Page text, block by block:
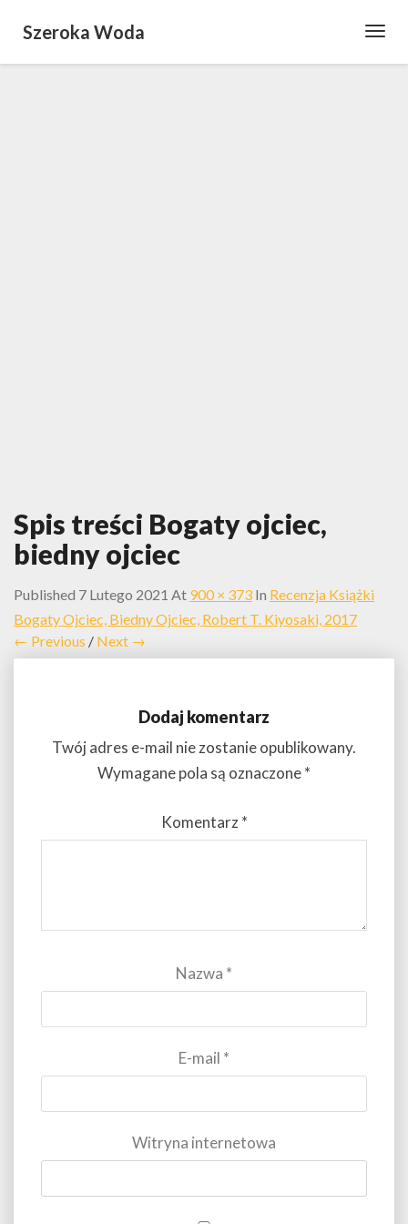
Szeroka Woda
Spis treści Bogaty ojciec,
biedny ojciec
Published 7 Lutego 2021 At 900 × 373 In Recenzja Książki
Bogaty Ojciec, Biedny Ojciec, Robert T. Kiyosaki, 2017
← Previous / Next →
Dodaj komentarz
Twój adres e-mail nie zostanie opublikowany.
Wymagane pola są oznaczone*
Komentarz*
Nazwa *
E-mail *
Witryna internetowa